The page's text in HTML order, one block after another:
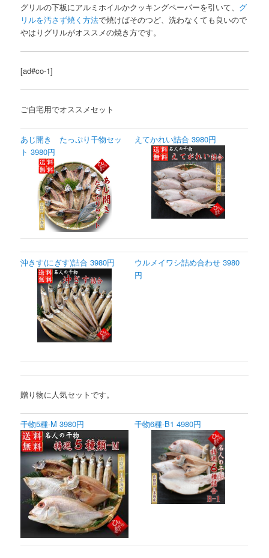
グリルの下板にアルミホイルかクッキングペーパーを引いて、 グ
リルを汚さず焼く方法で焼けばそのつど、洗わなくても良いので
やはりグリルがオススメの焼き方です。
[ad#co-1]
ご自宅用でオススメセット
あじ開き たっぷり干物セッ
ト 3980円
えてかれい詰合 3980円
沖きす(にぎす)詰合 3980円
ウルメイワシ詰め合わせ 3980
円
贈り物に人気セットです。
干物5種-M 3980円 干物6種-B1 4980円